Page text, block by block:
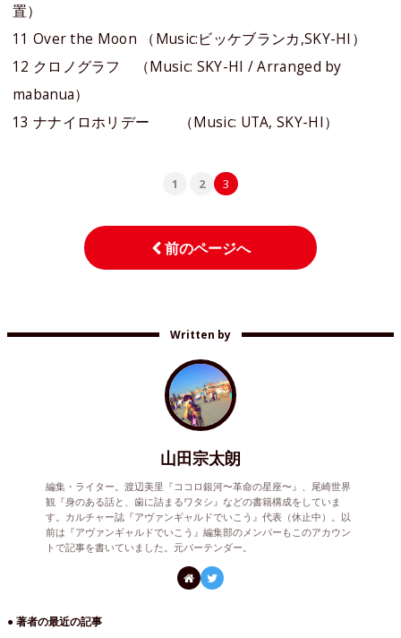
置）
11 Over the Moon （Music:ビッケブランカ,SKY-HI）
12 クロノグラフ （Music: SKY-HI / Arranged by
mabanua）
13 ナナイロホリデー （Music: UTA, SKY-HI）
1 2 3
前のページへ
Written by
山田宗太朗
編集・ライター。渡辺美里『ココロ銀河〜革命の星座〜』、尾崎世界
観『身のある話と、歯に詰まるワタシ』などの書籍構成をしていま
す。カルチャー誌『アヴァンギャルドでいこう』代表（休止中）。以
前は『アヴァンギャルドでいこう』編集部のメンバーもこのアカウン
トで記事を書いていました。元バーテンダー。
● 著者の最近の記事